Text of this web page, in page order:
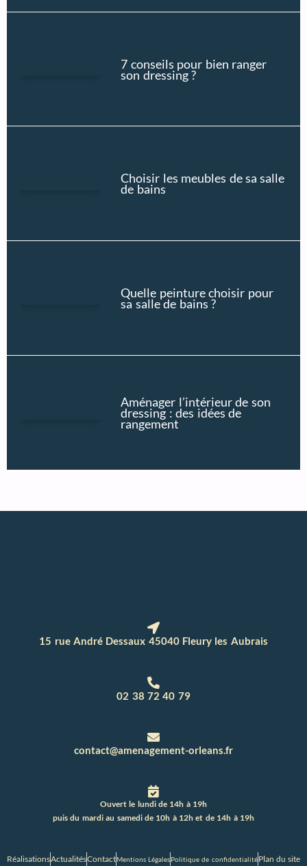
7 conseils pour bien ranger
son dressing ?
Choisir les meubles de sa salle
de bains
Quelle peinture choisir pour
sa salle de bains ?
Aménager l’intérieur de son
dressing : des idées de
rangement
15 rue André Dessaux 45040 Fleury les Aubrais
02 38 72 40 79
contact@amenagement-orleans.fr
Ouvert le lundi de 14h à 19h
puis du mardi au samedi de 10h à 12h et de 14h à 19h
RéalisationsActualitésContactMentions LégalesPolitique de confidentialitéPlan du site